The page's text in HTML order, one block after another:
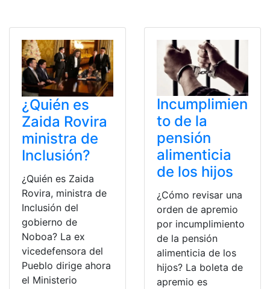
¿Quién es
Zaida Rovira
ministra de
Inclusión?
¿Quién es Zaida
Rovira, ministra de
Inclusión del
gobierno de
Noboa? La ex
vicedefensora del
Pueblo dirige ahora
el Ministerio
Incumplimien
to de la
pensión
alimenticia
de los hijos
¿Cómo revisar una
orden de apremio
por incumplimiento
de la pensión
alimenticia de los
hijos? La boleta de
apremio es